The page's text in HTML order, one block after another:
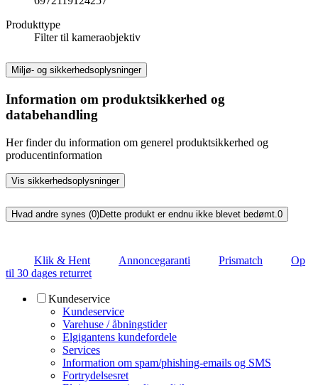
Produkttype
Filter til kameraobjektiv
Miljø- og sikkerhedsoplysninger
Information om produktsikkerhed og
databehandling
Her finder du information om generel produktsikkerhed og
producentinformation
Vis sikkerhedsoplysninger
Hvad andre synes (0)Dette produkt er endnu ikke blevet bedømt. 0
Klik & Hent Annoncegaranti Prismatch
Op
til 30 dages returret
Kundeservice
Kundeservice
Varehuse / åbningstider
Elgigantens kundefordele
Services
Information om spam/phishing-emails og SMS
Fortrydelsesret